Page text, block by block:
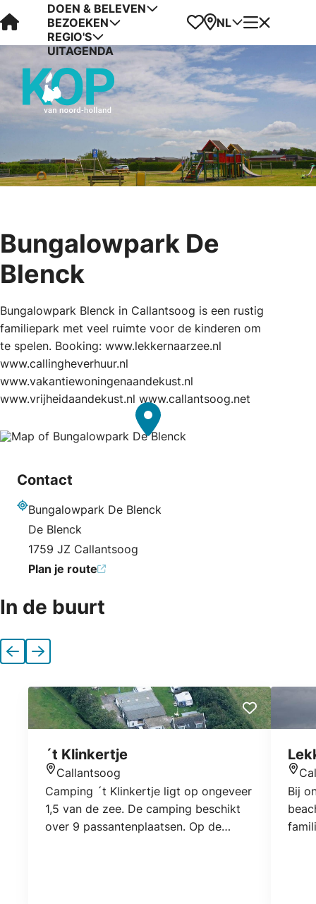
Visit Kop van Holland
DOEN & BELEVEN
BEZOEKEN
REGIO'S
UITAGENDA
Favorieten
Kaart
NL Menu
Bungalowpark De
Blenck
Bungalowpark Blenck in Callantsoog is een rustig
familiepark met veel ruimte voor de kinderen om
te spelen. Booking: www.lekkernaarzee.nl
www.callingheverhuur.nl
www.vakantiewoningenaandekust.nl
www.vrijheidaandekust.nl www.callantsoog.net
Contact
Bungalowpark De Blenck
De Blenck
1759 JZ Callantsoog
Plan je route
In de buurt
VorigeVolgende
´t Klinkertje
Callantsoog
Camping ´t Klinkertje ligt op ongeveer
1,5 van de zee. De camping beschikt
over 9 passantenplaatsen. Op de
Bij